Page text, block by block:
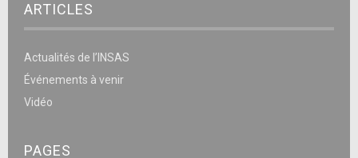
ARTICLES
Actualités de l’INSAS
Événements à venir
Vidéo
PAGES